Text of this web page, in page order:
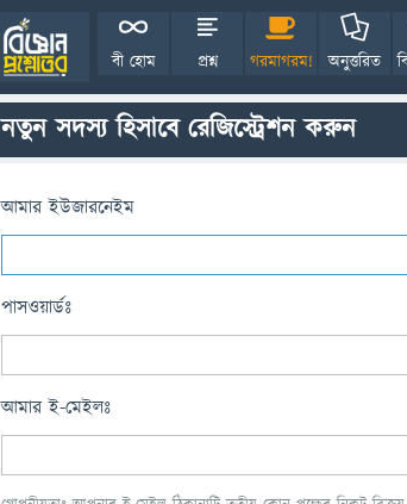
বী হোম প্রশ্ন গরমাগরম! অনুত্তরিত
নতুন সদস্য হিসাবে রেজিস্ট্রেশন করুন
আমার ইউজারনেইম
পাসওয়ার্ডঃ
আমার ই-মেইলঃ